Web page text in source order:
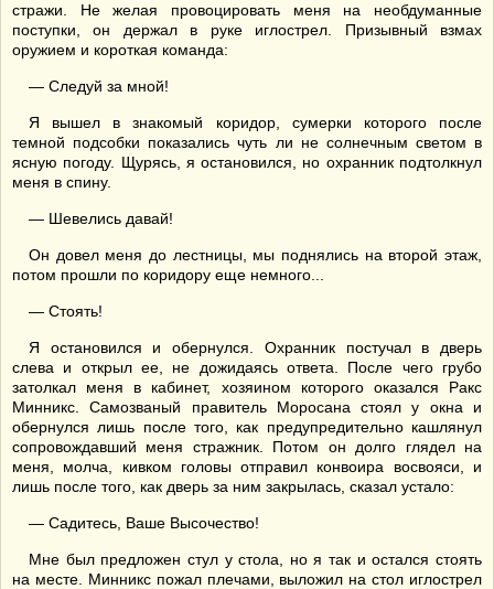
стражи. Не желая провоцировать меня на необдуманные
поступки, он держал в руке иглострел. Призывный взмах
оружием и короткая команда:
— Следуй за мной!
Я вышел в знакомый коридор, сумерки которого после
темной подсобки показались чуть ли не солнечным светом в
ясную погоду. Щурясь, я остановился, но охранник подтолкнул
меня в спину.
— Шевелись давай!
Он довел меня до лестницы, мы поднялись на второй этаж,
потом прошли по коридору еще немного...
— Стоять!
Я остановился и обернулся. Охранник постучал в дверь
слева и открыл ее, не дожидаясь ответа. После чего грубо
затолкал меня в кабинет, хозяином которого оказался Ракс
Минникс. Самозваный правитель Моросана стоял у окна и
обернулся лишь после того, как предупредительно кашлянул
сопровождавший меня стражник. Потом он долго глядел на
меня, молча, кивком головы отправил конвоира восвояси, и
лишь после того, как дверь за ним закрылась, сказал устало:
— Садитесь, Ваше Высочество!
Мне был предложен стул у стола, но я так и остался стоять
на месте. Минникс пожал плечами, выложил на стол иглострел